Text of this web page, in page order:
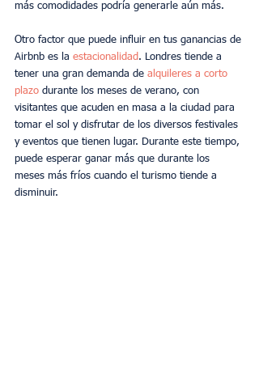
más comodidades podría generarle aún más.
Otro factor que puede influir en tus ganancias de
Airbnb es la estacionalidad . Londres tiende a
tener una gran demanda de alquileres a corto
plazo durante los meses de verano, con
visitantes que acuden en masa a la ciudad para
tomar el sol y disfrutar de los diversos festivales
y eventos que tienen lugar. Durante este tiempo,
puede esperar ganar más que durante los
meses más fríos cuando el turismo tiende a
disminuir.